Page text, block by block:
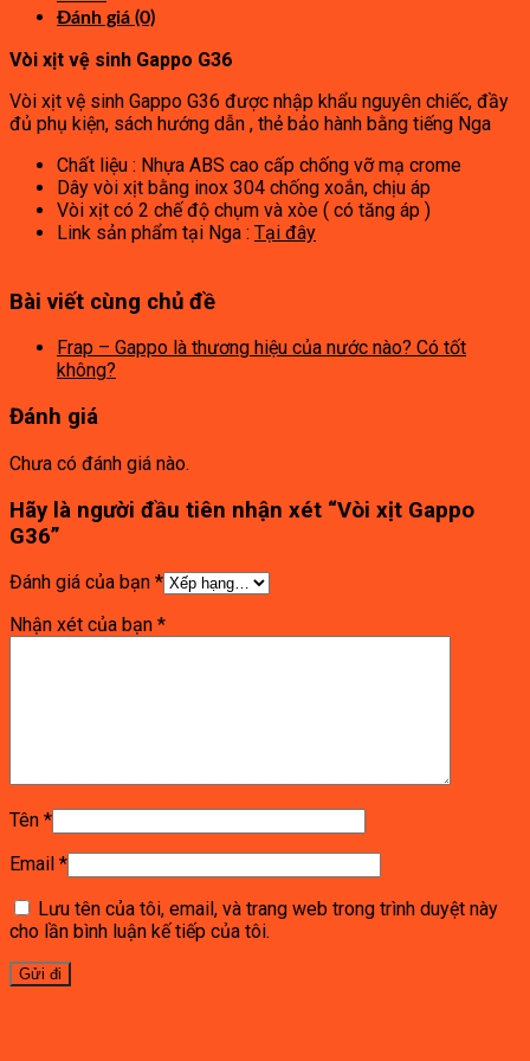
Đánh giá (0)
Vòi xịt vệ sinh Gappo G36
Vòi xịt vệ sinh Gappo G36 được nhập khẩu nguyên chiếc, đầy
đủ phụ kiện, sách hướng dẫn , thẻ bảo hành bằng tiếng Nga
Chất liệu : Nhựa ABS cao cấp chống vỡ mạ crome
Dây vòi xịt bằng inox 304 chống xoắn, chịu áp
Vòi xịt có 2 chế độ chụm và xòe ( có tăng áp )
Link sản phẩm tại Nga : Tại đây
Bài viết cùng chủ đề
Frap – Gappo là thương hiệu của nước nào? Có tốt
không?
Đánh giá
Chưa có đánh giá nào.
Hãy là người đầu tiên nhận xét “Vòi xịt Gappo
G36”
Đánh giá của bạn *
Nhận xét của bạn *
Tên *
Email *
Lưu tên của tôi, email, và trang web trong trình duyệt này
cho lần bình luận kế tiếp của tôi.